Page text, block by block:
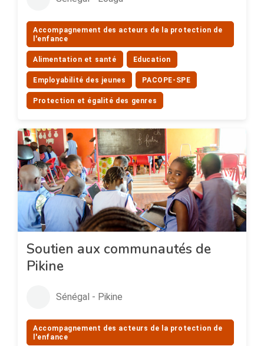
Accompagnement des acteurs de la protection de
l'enfance
Alimentation et santé Education
Employabilité des jeunes PACOPE-SPE
Protection et égalité des genres
Soutien aux communautés de
Pikine
Sénégal - Pikine
Accompagnement des acteurs de la protection de
l'enfance